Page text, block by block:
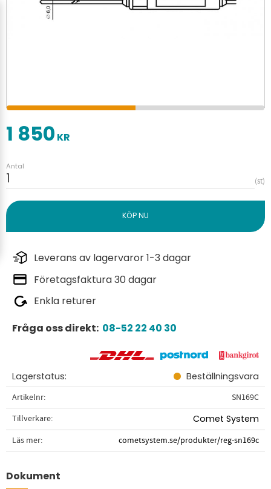
1 850 KR
Antal
st
Leverans av lagervaror 1-3 dagar
Företagsfaktura 30 dagar
Enkla returer
Fråga oss direkt: 08-52 22 40 30
Lagerstatus Beställningsvara
Artikelnr
SN169C
Tillverkare
Comet System
Läs mer cometsystem.se/produkter/reg-sn169c
Dokument